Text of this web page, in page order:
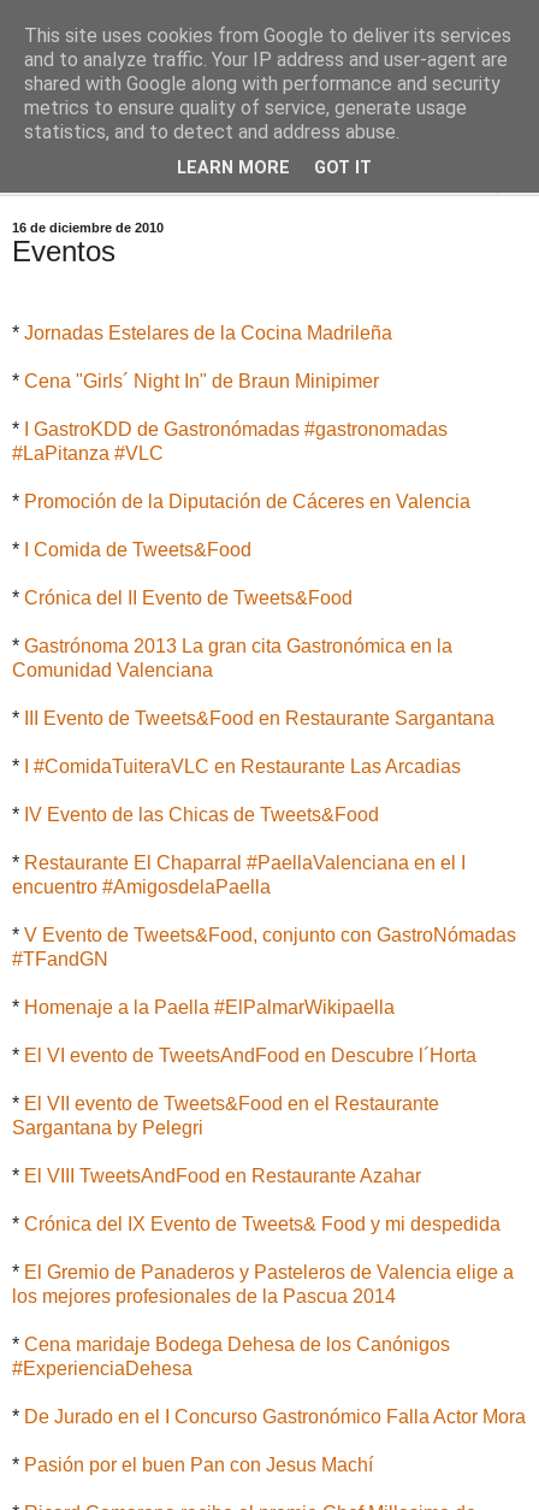
Comoju
La Cocina del Día a Día y el día a día de la Gastronomía
16 de diciembre de 2010
Eventos
* Jornadas Estelares de la Cocina Madrileña
* Cena "Girls´ Night In" de Braun Minipimer
*
I GastroKDD de Gastronómadas #gastronomadas
#LaPitanza #VLC
* Promoción de la Diputación de Cáceres en Valencia
* I Comida de Tweets&Food
* Crónica del II Evento de Tweets&Food
* Gastrónoma 2013 La gran cita Gastronómica en la
Comunidad Valenciana
* III Evento de Tweets&Food en Restaurante Sargantana
* I #ComidaTuiteraVLC en Restaurante Las Arcadias
* IV Evento de las Chicas de Tweets&Food
* Restaurante El Chaparral #PaellaValenciana en el I
encuentro #AmigosdelaPaella
* V Evento de Tweets&Food, conjunto con GastroNómadas
#TFandGN
* Homenaje a la Paella #ElPalmarWikipaella
* El VI evento de TweetsAndFood en Descubre l´Horta
* El VII evento de Tweets&Food en el Restaurante
Sargantana by Pelegri
* El VIII TweetsAndFood en Restaurante Azahar
* Crónica del IX Evento de Tweets& Food y mi despedida
* El Gremio de Panaderos y Pasteleros de Valencia elige a
los mejores profesionales de la Pascua 2014
* Cena maridaje Bodega Dehesa de los Canónigos
#ExperienciaDehesa
* De Jurado en el I Concurso Gastronómico Falla Actor Mora
* Pasión por el buen Pan con Jesus Machí
This site uses cookies from Google to deliver its services
and to analyze traffic. Your IP address and user-agent are
shared with Google along with performance and security
metrics to ensure quality of service, generate usage
statistics, and to detect and address abuse.
LEARN MORE GOT IT